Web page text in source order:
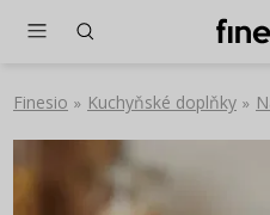
Finesio » Kuchyňské doplňky »